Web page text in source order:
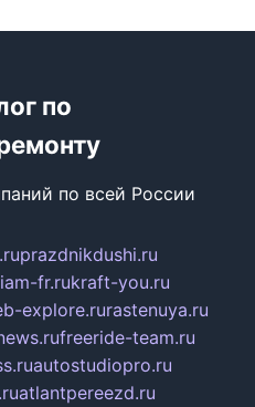
по
по всей России
prazdnikdushi.ru
fr.rukraft-you.ru
explore.rurastenuya.ru
freeride-team.ru
autostudiopro.ru
atlantpereezd.ru